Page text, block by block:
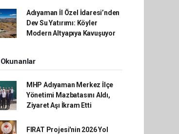
Adıyaman İl Özel İdaresi’nden
Dev Su Yatırımı: Köyler
Modern Altyapıya Kavuşuyor
MHP Adıyaman Merkez İlçe
Yönetimi Mazbatasını Aldı,
Ziyaret Aşı İkram Etti
FIRAT Projesi'nin 2026 Yol